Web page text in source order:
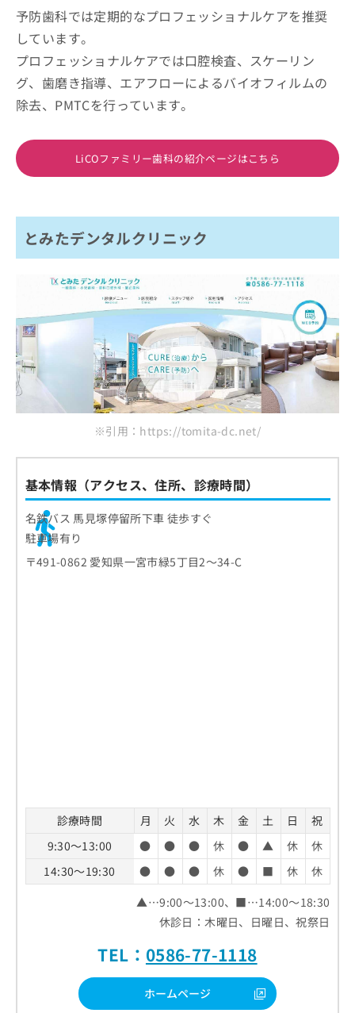
予防歯科では定期的なプロフェッショナルケアを推奨
しています。
プロフェッショナルケアでは口腔検査、スケーリン
グ、歯磨き指導、エアフローによるバイオフィルムの
除去、PMTCを行っています。
LiCOファミリー歯科の紹介ページはこちら
とみたデンタルクリニック
※引用：https://tomita-dc.net/
基本情報（アクセス、住所、診療時間）
名鉄バス 馬見塚停留所下車 徒歩すぐ
駐車場有り
〒491-0862 愛知県一宮市緑5丁目2～34-C
診療時間 月 火 水 木 金 土 日
祝
9:30～13:00
● ● ● 休 ● ▲ 休
休
14:30～19:30
● ● ● 休 ● ■ 休
休
▲…9:00～13:00、■…14:00～18:30
休診日：木曜日、日曜日、祝祭日
TEL： 0586-77-1118
ホームページ